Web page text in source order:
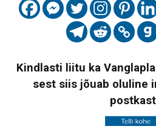
Kindlasti liitu ka
sest siis jõuab oluline